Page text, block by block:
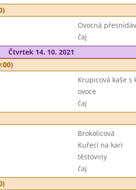
Ovocná
čaj
Čtvrtek 14. 10. 2021
Krupicová kaše s
ovoce
čaj
Brokolicová
Kuřecí na kari
těstoviny
čaj